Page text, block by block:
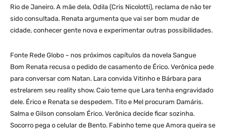
Rio de Janeiro. A mãe dela, Odila (Cris Nicolotti), reclama de não ter
sido consultada. Renata argumenta que vai ser bom mudar de
cidade, conhecer gente nova e experimentar outras possibilidades.
Fonte Rede Globo – nos próximos capítulos da novela Sangue
Bom Renata recusa o pedido de casamento de Érico. Verônica pede
para conversar com Natan. Lara convida Vitinho e Bárbara para
estrelarem seu reality show. Caio teme que Lara tenha engravidado
dele. Érico e Renata se despedem. Tito e Mel procuram Damáris.
Salma e Gilson consolam Érico. Verônica decide ficar sozinha.
Socorro pega o celular de Bento. Fabinho teme que Amora queira se